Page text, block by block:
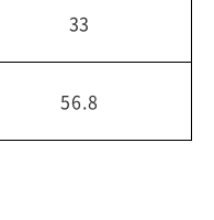
33
56.8